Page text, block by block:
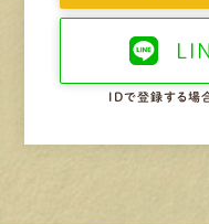
IDで登録する場